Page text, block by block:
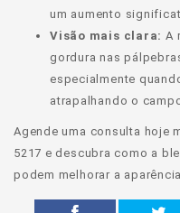
um aumento
Visão mais clara: A
gordura nas
especialmente
atrapalhando o
Agende uma consulta hoje
5217 e descubra como a
podem melhorar a